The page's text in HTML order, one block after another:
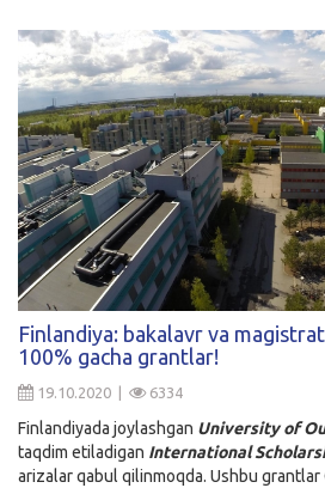
Finlandiya: bakalavr va
100% gacha grantlar!
19.10.2020 | 6334
Finlandiyada joylashgan University of
taqdim etiladigan International
arizalar qabul qilinmoqda. Ushbu